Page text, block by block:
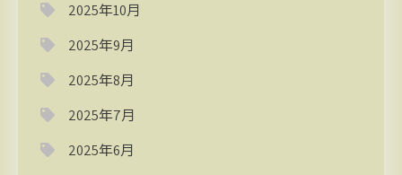
2025年10月
2025年9月
2025年8月
2025年7月
2025年6月